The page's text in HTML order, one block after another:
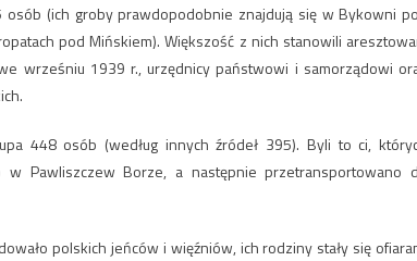
(ich groby prawdopodobnie znajdują się w Bykowni
pod Mińskiem). Większość z nich stanowili
wrześniu 1939 r., urzędnicy państwowi i samorządowi
448 osób (według innych źródeł 395). Byli to ci,
Pawliszczew Borze, a następnie przetransportowano
polskich jeńców i więźniów, ich rodziny stały się